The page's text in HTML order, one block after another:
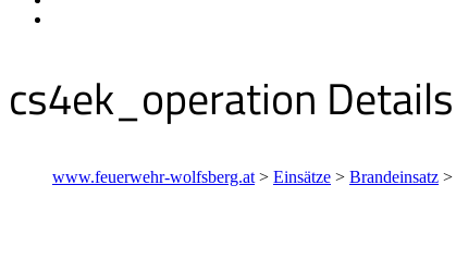
cs4ek_operation Details
www.feuerwehr-wolfsberg.at > Einsätze > Brandeinsatz >